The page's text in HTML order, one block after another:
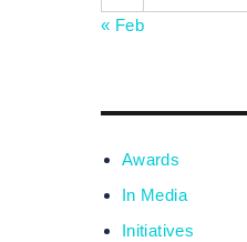
« Feb
Awards
In Media
Initiatives